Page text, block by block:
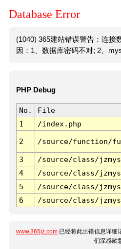
Database Error
(1040) 365建站错误警告：连接
因：1、数据库密码不对; 2、
PHP Debug
No. File
1
/index.php
2 /source/function/
3 /source/class/
4
/source/class/
5
/source/class/
6
/source/class/
www.365jz.com 已经将此出错信息详细
们深感歉